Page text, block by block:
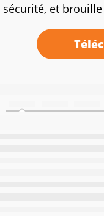
sécurité, et